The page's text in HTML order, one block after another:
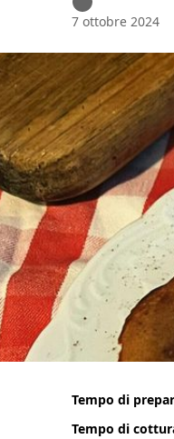
7 ottobre 2024
Tempo di
Tempo di